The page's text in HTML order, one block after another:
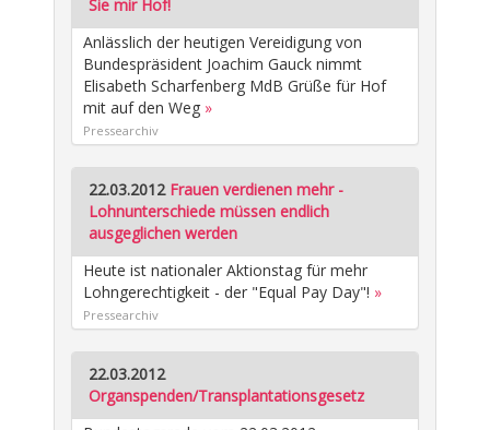
Sie mir Hof!
Anlässlich der heutigen Vereidigung von
Bundespräsident Joachim Gauck nimmt
Elisabeth Scharfenberg MdB Grüße für Hof
mit auf den Weg »
Pressearchiv
22.03.2012 Frauen verdienen mehr -
Lohnunterschiede müssen endlich
ausgeglichen werden
Heute ist nationaler Aktionstag für mehr
Lohngerechtigkeit - der "Equal Pay Day"! »
Pressearchiv
22.03.2012
Organspenden/Transplantationsgesetz